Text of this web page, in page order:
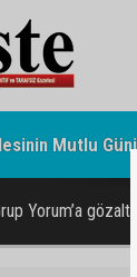
Sesi
Yorum’a gözaltı